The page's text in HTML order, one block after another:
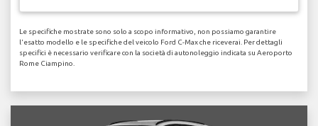
Le specifiche mostrate sono solo a scopo informativo, non possiamo garantire
l'esatto modello e le specifiche del veicolo Ford C-Max che riceverai. Per dettagli
specifici è necessario verificare con la società di autonoleggio indicata su Aeroporto
Rome Ciampino.